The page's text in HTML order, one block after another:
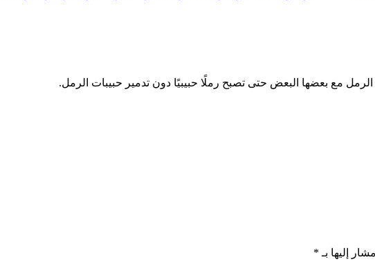
مع بعضها البعض حتى تصبح رملًا حبيبيًا دون تدمير حبيبات الرمل.
إليها بـ *